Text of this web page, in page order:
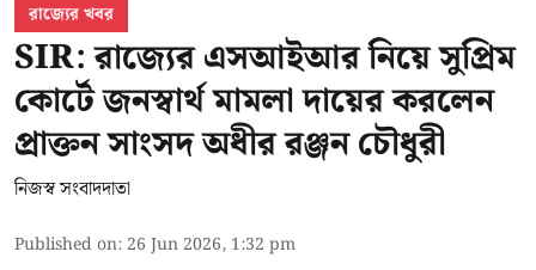
রাজ্যের খবর
SIR: রাজ্যের এসআইআর নিয়ে সুপ্রিম
কোর্টে জনস্বার্থ মামলা দায়ের করলেন
প্রাক্তন সাংসদ অধীর রঞ্জন চৌধুরী
নিজস্ব সংবাদদাতা
Published on: 26 Jun 2026, 1:32 pm